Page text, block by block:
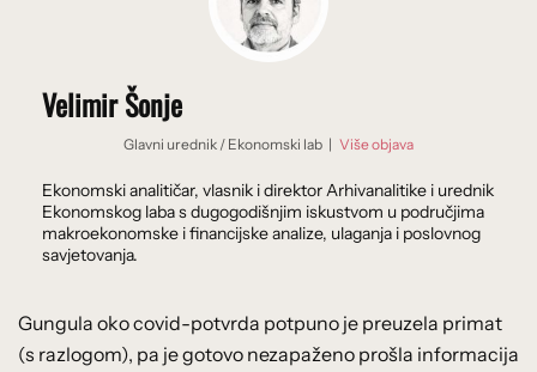
Velimir Šonje
Glavni urednik / Ekonomski lab | Više objava
Ekonomski analitičar, vlasnik i direktor Arhivanalitike i urednik
Ekonomskog laba s dugogodišnjim iskustvom u područjima
makroekonomske i financijske analize, ulaganja i poslovnog
savjetovanja.
Gungula oko covid-potvrda potpuno je preuzela primat
(s razlogom), pa je gotovo nezapaženo prošla informacija